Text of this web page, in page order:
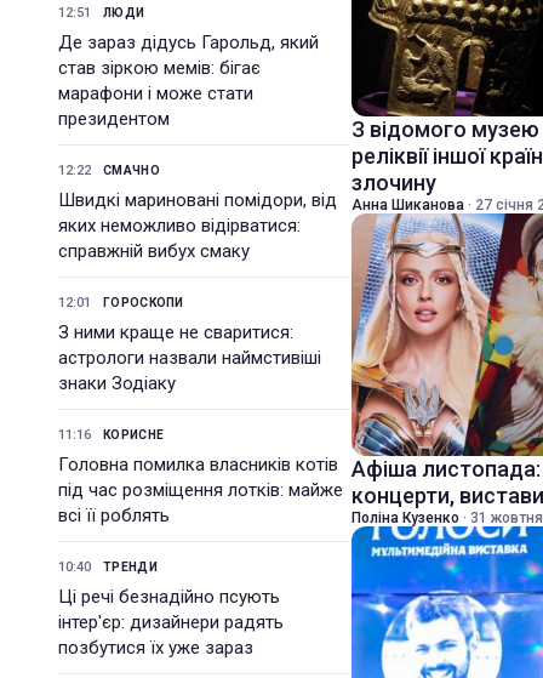
12:51 ЛЮДИ
Де зараз дідусь Гарольд, який
став зіркою мемів: бігає
марафони і може стати
президентом
12:22 СМАЧНО
Швидкі мариновані помідори, від
яких неможливо відірватися:
справжній вибух смаку
12:01 ГОРОСКОПИ
З ними краще не сваритися:
астрологи назвали наймстивіші
знаки Зодіаку
11:16 КОРИСНЕ
Головна помилка власників котів
під час розміщення лотків: майже
всі її роблять
10:40 ТРЕНДИ
Ці речі безнадійно псують
інтер'єр: дизайнери радять
позбутися їх уже зараз
З відомого музею
реліквії іншої
злочину
Анна Шиканова · 27 січня
Афіша листопада:
концерти, вистави
Поліна Кузенко · 31